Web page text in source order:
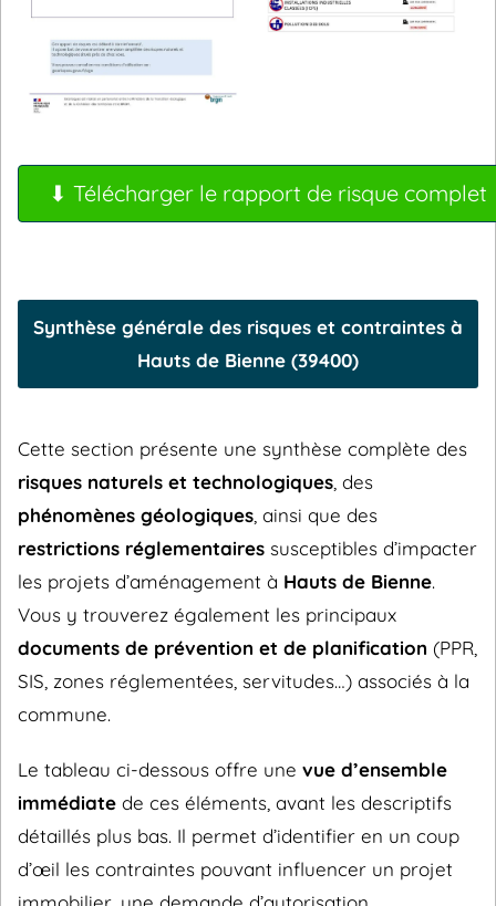
⬇ Télécharger le rapport de risque complet
Synthèse générale des risques et contraintes à
Hauts de Bienne (39400)
Cette section présente une synthèse complète des
risques naturels et technologiques , des
phénomènes géologiques , ainsi que des
restrictions réglementaires susceptibles d’impacter
les projets d’aménagement à Hauts de Bienne.
Vous y trouverez également les principaux
documents de prévention et de planification (PPR,
SIS, zones réglementées, servitudes…) associés à la
commune.
Le tableau ci-dessous offre une vue d’ensemble
immédiate de ces éléments, avant les descriptifs
détaillés plus bas. Il permet d’identifier en un coup
d’œil les contraintes pouvant influencer un projet